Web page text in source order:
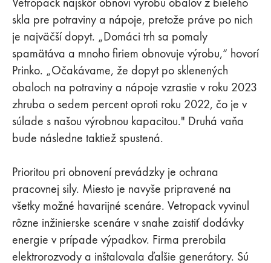
skla pre potraviny a nápoje, pretože práve po nich
je najväčší dopyt. „Domáci trh sa pomaly
spamätáva a mnoho firiem obnovuje výrobu,“ hovorí
Prinko. „Očakávame, že dopyt po sklenených
obaloch na potraviny a nápoje vzrastie v roku 2023
zhruba o sedem percent oproti roku 2022, čo je v
súlade s našou výrobnou kapacitou." Druhá vaňa
bude následne taktiež spustená.
Prioritou pri obnovení prevádzky je ochrana
pracovnej sily. Miesto je navyše pripravené na
všetky možné havarijné scenáre. Vetropack vyvinul
rôzne inžinierske scenáre v snahe zaistiť dodávky
energie v prípade výpadkov. Firma prerobila
elektrorozvody a inštalovala ďalšie generátory. Sú